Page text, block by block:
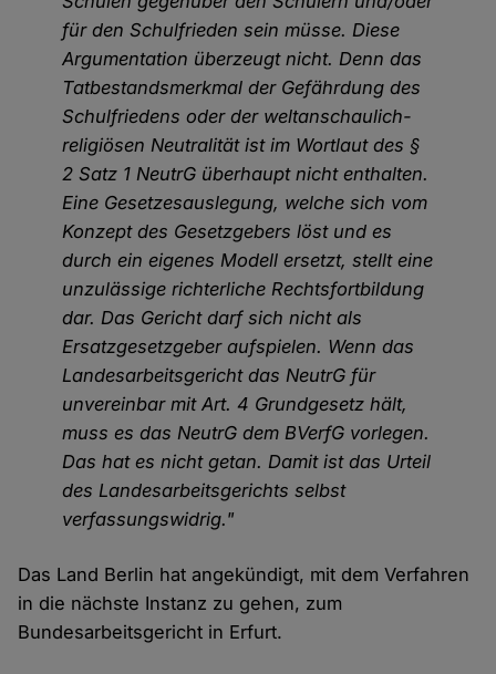
für den Schulfrieden sein müsse. Diese
Argumentation überzeugt nicht. Denn das
Tatbestandsmerkmal der Gefährdung des
Schulfriedens oder der weltanschaulich-
religiösen Neutralität ist im Wortlaut des §
2 Satz 1 NeutrG überhaupt nicht enthalten.
Eine Gesetzesauslegung, welche sich vom
Konzept des Gesetzgebers löst und es
durch ein eigenes Modell ersetzt, stellt eine
unzulässige richterliche Rechtsfortbildung
dar. Das Gericht darf sich nicht als
Ersatzgesetzgeber aufspielen. Wenn das
Landesarbeitsgericht das NeutrG für
unvereinbar mit Art. 4 Grundgesetz hält,
muss es das NeutrG dem BVerfG vorlegen.
Das hat es nicht getan. Damit ist das Urteil
des Landesarbeitsgerichts selbst
verfassungswidrig."
Das Land Berlin hat angekündigt, mit dem Verfahren
in die nächste Instanz zu gehen, zum
Bundesarbeitsgericht in Erfurt.